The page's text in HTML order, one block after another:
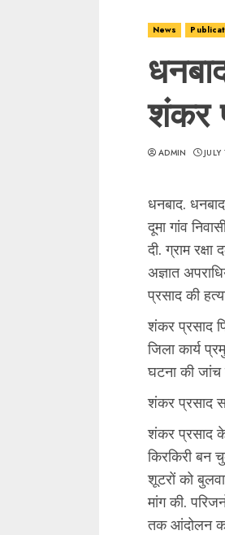
News
शंकर
ADMIN
धनबाद.
दूमा गांव
दी. ग्राम
अज्ञात
प्रसाद की
शंकर प्रसाद
जिला कार्य
घटना की जांच
शंकर प्रसाद
शंकर प्रसाद
किरकिरी बन
शूटरों को
मांग की.
तक आंदोलन